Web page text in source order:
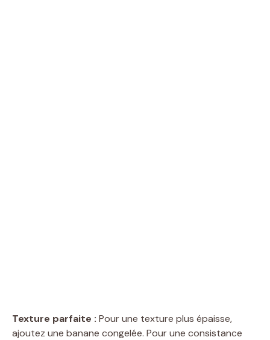
Texture parfaite : Pour une texture plus épaisse,
ajoutez une banane congelée. Pour une consistance